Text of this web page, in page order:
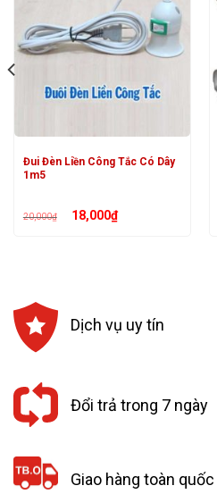
Đui Đèn Liền Công Tắc Có Dây
1m5
20,000₫ Giá
gốc
18,000₫Giá
hiện
Dịch vụ uy tín
Đổi trả trong 7 ngày
Giao hàng toàn quốc